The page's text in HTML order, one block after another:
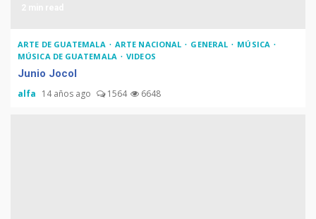
ARTE DE GUATEMALA ARTE NACIONAL GENERAL
MÚSICA
MÚSICA DE GUATEMALA
VIDEOS
Junio Jocol
alfa 14 años ago 1564 6648